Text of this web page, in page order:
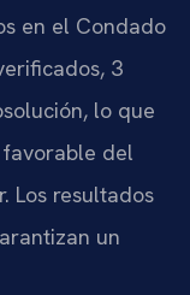
en el Condado
3
lo que
del
Los resultados
un